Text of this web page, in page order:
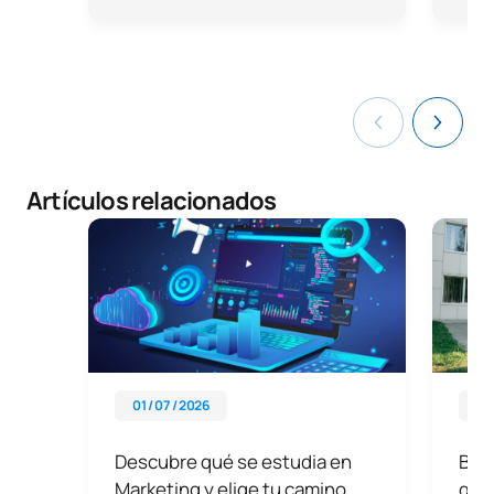
Artículos relacionados
01 / 07 / 2026
Descubre qué se estudia en